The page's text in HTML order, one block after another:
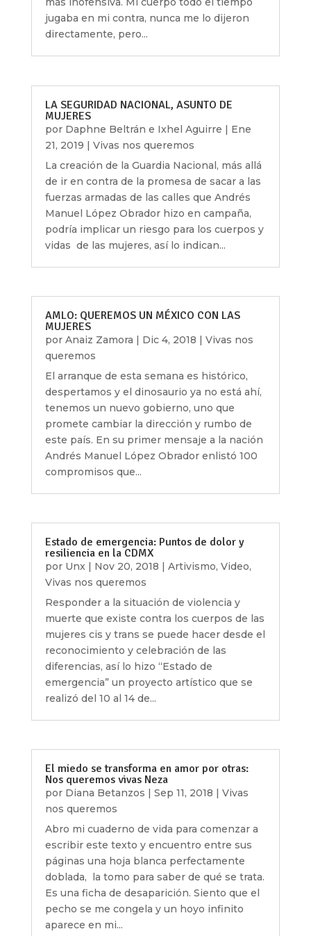
jugaba en mi contra, nunca me lo dijeron
directamente, pero...
LA SEGURIDAD NACIONAL, ASUNTO DE
MUJERES
por Daphne Beltrán e Ixhel Aguirre | Ene
21, 2019 | Vivas nos queremos
La creación de la Guardia Nacional, más allá
de ir en contra de la promesa de sacar a las
fuerzas armadas de las calles que Andrés
Manuel López Obrador hizo en campaña,
podría implicar un riesgo para los cuerpos y
vidas de las mujeres, así lo indican...
AMLO: QUEREMOS UN MÉXICO CON LAS
MUJERES
por Anaiz Zamora | Dic 4, 2018 | Vivas nos
queremos
El arranque de esta semana es histórico,
despertamos y el dinosaurio ya no está ahí,
tenemos un nuevo gobierno, uno que
promete cambiar la dirección y rumbo de
este país. En su primer mensaje a la nación
Andrés Manuel López Obrador enlistó 100
compromisos que...
Estado de emergencia: Puntos de dolor y
resiliencia en la CDMX
por Unx| Nov 20, 2018 | Artivismo, Video,
Vivas nos queremos
Responder a la situación de violencia y
muerte que existe contra los cuerpos de las
mujeres cis y trans se puede hacer desde el
reconocimiento y celebración de las
diferencias, así lo hizo “Estado de
emergencia” un proyecto artístico que se
realizó del 10 al 14 de...
El miedo se transforma en amor por otras:
Nos queremos vivas Neza
por Diana Betanzos | Sep 11, 2018 | Vivas
nos queremos
Abro mi cuaderno de vida para comenzar a
escribir este texto y encuentro entre sus
páginas una hoja blanca perfectamente
doblada, la tomo para saber de qué se trata.
Es una ficha de desaparición. Siento que el
pecho se me congela y un hoyo infinito
aparece en mi...